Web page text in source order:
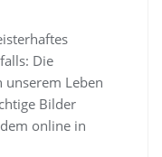
Die
unserem Leben
Bilder
online in